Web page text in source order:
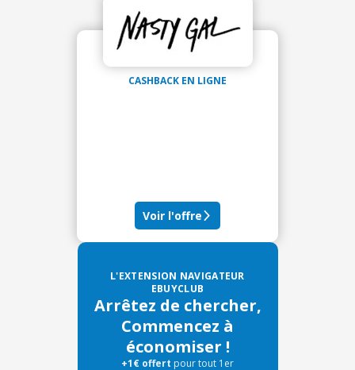
CASHBACK EN LIGNE
Voir l'offre
L'EXTENSION NAVIGATEUR
EBUYCLUB
Arrêtez de chercher,
Commencez à
économiser !
+1€ offert pour tout 1er